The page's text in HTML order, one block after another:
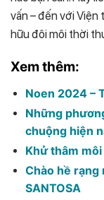
vấn – đến với Viện
hữu đôi môi thời
Xem thêm:
Noen 2024 –
Những
chuộng hiện
Khử thâm
Chào hề rạng
SANTOSA